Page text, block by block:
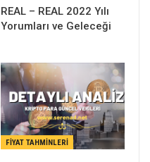
REAL – REAL 2022 Yılı
Yorumları ve Geleceği
FIYAT TAHMINLERI